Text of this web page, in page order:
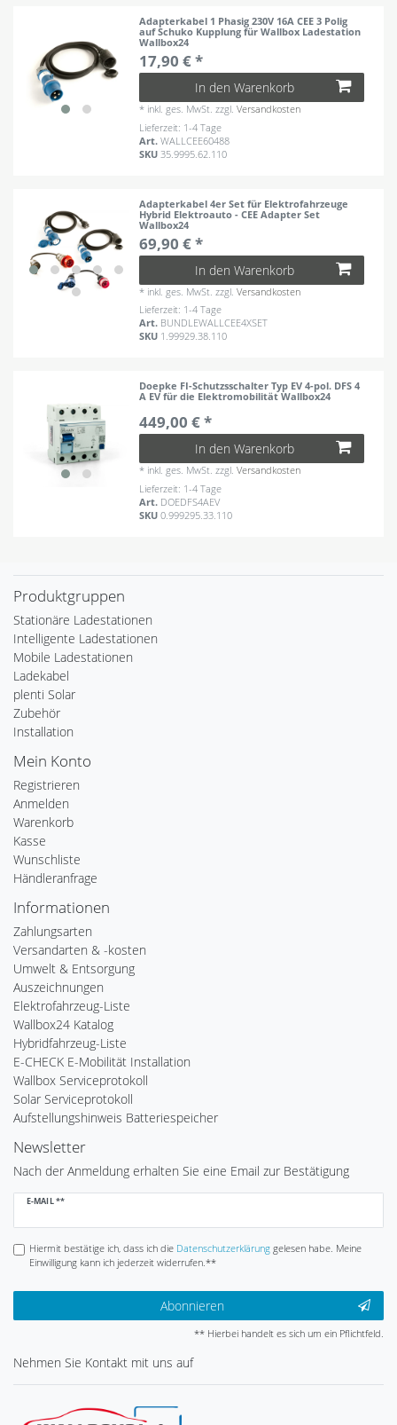
Adapterkabel 1 Phasig 230V 16A CEE 3 Polig
auf Schuko Kupplung für Wallbox Ladestation
Wallbox24
17,90 € *
In den Warenkorb
* inkl. ges. MwSt. zzgl.Versandkosten
Lieferzeit: 1-4 Tage
Art.WALLCEE60488
SKU 35.9995.62.110
Adapterkabel 4er Set für Elektrofahrzeuge
Hybrid Elektroauto - CEE Adapter Set
Wallbox24
69,90 € *
In den Warenkorb
* inkl. ges. MwSt. zzgl.Versandkosten
Lieferzeit: 1-4 Tage
Art. BUNDLEWALLCEE4XSET
SKU 1.99929.38.110
Doepke FI-Schutzsschalter Typ EV 4-pol. DFS 4
A EV für die Elektromobilität Wallbox24
449,00 € *
In den Warenkorb
* inkl. ges. MwSt. zzgl.Versandkosten
Lieferzeit: 1-4 Tage
Art. DOEDFS4AEV
SKU0.999295.33.110
Produktgruppen
Stationäre Ladestationen
Intelligente Ladestationen
Mobile Ladestationen
Ladekabel
plenti Solar
Zubehör
Installation
Mein Konto
Registrieren
Anmelden
Warenkorb
Kasse
Wunschliste
Händleranfrage
Informationen
Zahlungsarten
Versandarten & -kosten
Umwelt & Entsorgung
Auszeichnungen
Elektrofahrzeug-Liste
Wallbox24 Katalog
Hybridfahrzeug-Liste
E-CHECK E-Mobilität Installation
Wallbox Serviceprotokoll
Solar Serviceprotokoll
Aufstellungshinweis Batteriespeicher
Newsletter
Nach der Anmeldung erhalten Sie eine Email zur Bestätigung
E-MAIL **
Newsletter
Hiermit bestätige ich, dass ich die Daten­schutz­erklärunggelesen habe. Meine
Einwilligung kann ich jederzeit widerrufen.**
Abonnieren
** Hierbei handelt es sich um ein Pflichtfeld.
Nehmen Sie Kontakt mit uns auf